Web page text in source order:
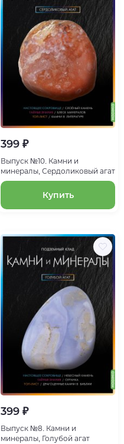
399 ₽
Выпуск №10. Камни и
минералы, Сердоликовый агат
Купить
399 ₽
Выпуск №8. Камни и
минералы, Голубой агат